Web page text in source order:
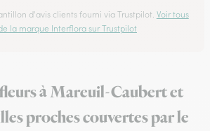
d'avis clients fourni via Trustpilot. Voir tous
la marque Interflora sur Trustpilot
à Mareuil-Caubert et
proches couvertes par le